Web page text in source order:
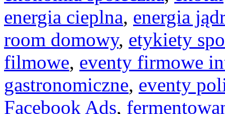
energia cieplna, energia
room domowy, etykiety
filmowe, eventy firmowe
gastronomiczne, eventy
Facebook Ads,